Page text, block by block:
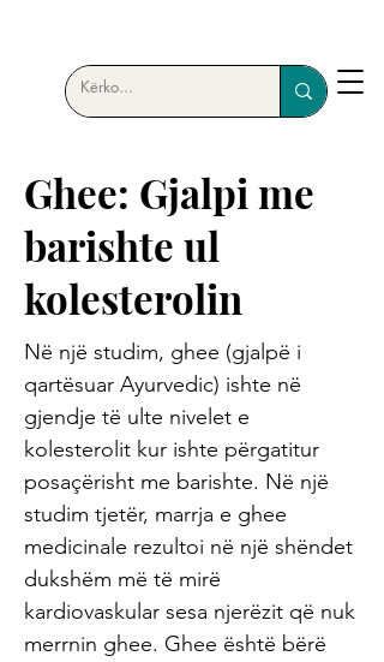
Ghee: Gjalpi me
barishte ul
kolesterolin
Në një studim, ghee (gjalpë i
qartësuar Ayurvedic) ishte në
gjendje të ulte nivelet e
kolesterolit kur ishte përgatitur
posaçërisht me barishte. Në një
studim tjetër, marrja e ghee
medicinale rezultoi në një shëndet
dukshëm më të mirë
kardiovaskular sesa njerëzit që nuk
merrnin ghee. Ghee është bërë